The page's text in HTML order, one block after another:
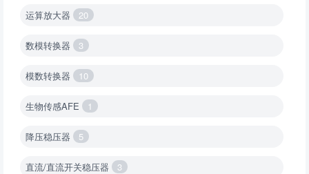
运算放大器 20
数模转换器 3
模数转换器 10
生物传感AFE 1
降压稳压器 5
直流/直流开关稳压器 3